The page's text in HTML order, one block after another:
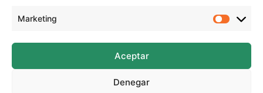
Marketing
Aceptar
Denegar
Momia de Halloween con materiales